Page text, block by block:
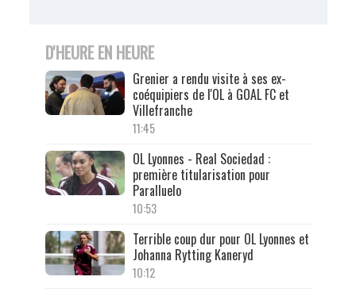
D'HEURE EN HEURE
Grenier a rendu visite à ses ex-
coéquipiers de l'OL à GOAL FC et
Villefranche
11:45
OL Lyonnes - Real Sociedad :
première titularisation pour
Paralluelo
10:53
Terrible coup dur pour OL Lyonnes et
Johanna Rytting Kaneryd
10:12